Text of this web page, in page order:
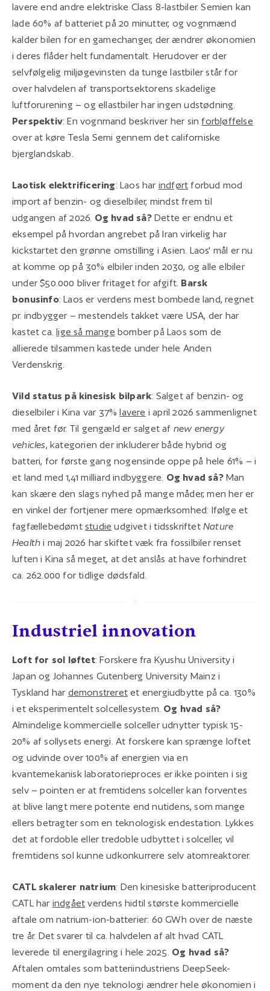
lavere end andre elektriske Class 8-lastbiler. Semien kan
lade 60% af batteriet på 20 minutter, og vognmænd
kalder bilen for en gamechanger, der ændrer økonomien
i deres flåder helt fundamentalt. Herudover er der
selvfølgelig miljøgevinsten da tunge lastbiler står for
over halvdelen af transportsektorens skadelige
luftforurening – og ellastbiler har ingen udstødning.
Perspektiv: En vognmand beskriver her sinforbløffelse
over at køre Tesla Semi gennem det californiske
bjerglandskab.
Laotisk elektrificering: Laos har indført forbud mod
import af benzin- og dieselbiler, mindst frem til
udgangen af 2026. Og hvad så?Dette er endnu et
eksempel på hvordan angrebet på Iran virkelig har
kickstartet den grønne omstilling i Asien. Laos' mål er nu
at komme op på 30% elbiler inden 2030, og alle elbiler
under $50.000 bliver fritaget for afgift. Barsk
bonusinfo: Laos er verdens mest bombede land, regnet
pr. indbygger – mestendels takket være USA, der har
kastet ca.lige så mange bomber på Laos som de
allierede tilsammen kastede under hele Anden
Verdenskrig.
Vild status på kinesisk bilpark: Salget af benzin- og
dieselbiler i Kina var 37%lavere i april 2026 sammenlignet
med året før. Til gengæld er salget af new energy
vehicles, kategorien der inkluderer både hybrid og
batteri, for første gang nogensinde oppe på hele 61% – i
et land med 1,41 milliard indbyggere. Og hvad så?Man
kan skære den slags nyhed på mange måder, men her er
en vinkel der fortjener mere opmærksomhed: Ifølge et
fagfællebedømt studie udgivet i tidsskriftetNature
Health i maj 2026 har skiftet væk fra fossilbiler renset
luften i Kina så meget, at det anslås at have forhindret
ca. 262.000 for tidlige dødsfald.
Industriel innovation
Loft for sol løftet: Forskere fra Kyushu University i
Japan og Johannes Gutenberg University Mainz i
Tyskland har demonstreret et energiudbytte på ca. 130%
i et eksperimentelt solcellesystem. Og hvad så?
Almindelige kommercielle solceller udnytter typisk 15-
20% af sollysets energi. At forskere kan sprænge loftet
og udvinde over 100% af energien via en
kvantemekanisk laboratorieproces er ikke pointen i sig
selv – pointen er at fremtidens solceller kan forventes
at blive langt mere potente end nutidens, som mange
ellers betragter som en teknologisk endestation. Lykkes
det at fordoble eller tredoble udbyttet i solceller, vil
fremtidens sol kunne udkonkurrere selv atomreaktorer.
CATL skalerer natrium: Den kinesiske batteriproducent
CATL har indgået verdens hidtil største kommercielle
aftale om natrium-ion-batterier: 60 GWh over de næste
tre år. Det svarer til ca. halvdelen af alt hvad CATL
leverede til energilagring i hele 2025. Og hvad så?
Aftalen omtales som batteriindustriens DeepSeek-
moment da den nye teknologi ændrer hele økonomien i